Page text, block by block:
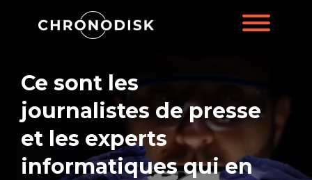
Ce sont les
journalistes de presse
et les experts
informatiques qui en